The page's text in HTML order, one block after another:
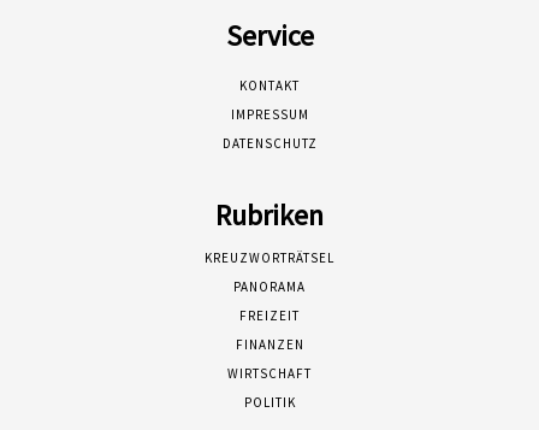
Service
KONTAKT
IMPRESSUM
DATENSCHUTZ
Rubriken
KREUZWORTRÄTSEL
PANORAMA
FREIZEIT
FINANZEN
WIRTSCHAFT
POLITIK